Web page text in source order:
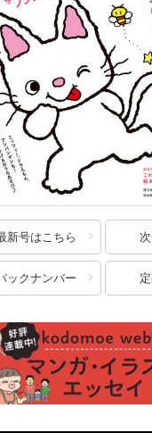
新号はこちら
ックナンバー